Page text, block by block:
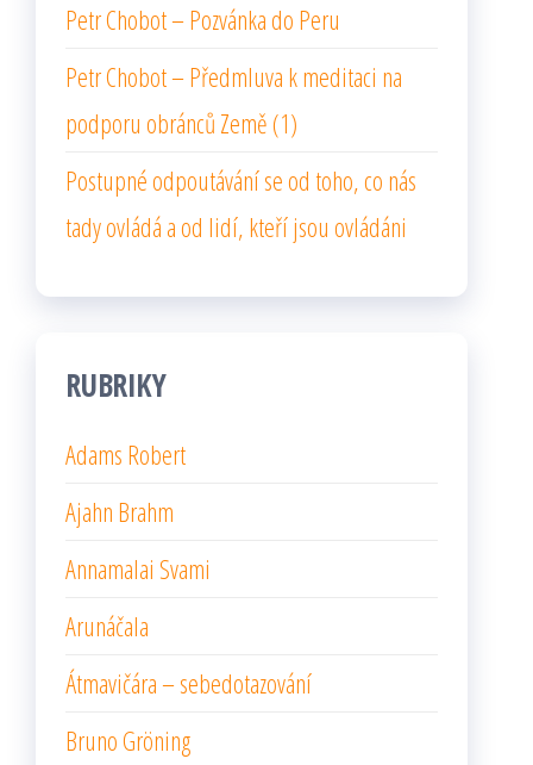
Petr Chobot – Pozvánka do Peru
Petr Chobot – Předmluva k meditaci na
podporu obránců Země (1)
Postupné odpoutávání se od toho, co nás
tady ovládá a od lidí, kteří jsou ovládáni
RUBRIKY
Adams Robert
Ajahn Brahm
Annamalai Svami
Arunáčala
Átmavičára – sebedotazování
Bruno Gröning